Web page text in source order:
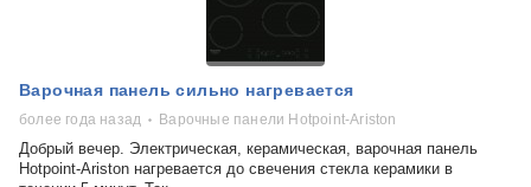
Варочная панель сильно нагревается
более года назад Варочные панели Hotpoint-Ariston
Добрый вечер. Электрическая, керамическая, варочная панель
Hotpoint-Ariston нагревается до свечения стекла керамики в